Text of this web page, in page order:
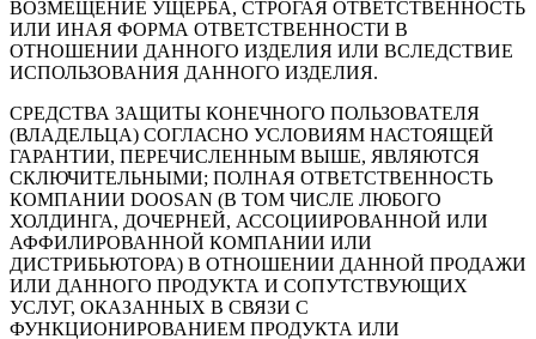
ВОЗМЕЩЕНИЕ УЩЕРБА, СТРОГАЯ ОТВЕТСТВЕННОСТЬ
ИЛИ ИНАЯ ФОРМА ОТВЕТСТВЕННОСТИ В
ОТНОШЕНИИ ДАННОГО ИЗДЕЛИЯ ИЛИ ВСЛЕДСТВИЕ
ИСПОЛЬЗОВАНИЯ ДАННОГО ИЗДЕЛИЯ.
СРЕДСТВА ЗАЩИТЫ КОНЕЧНОГО ПОЛЬЗОВАТЕЛЯ
(ВЛАДЕЛЬЦА) СОГЛАСНО УСЛОВИЯМ НАСТОЯЩЕЙ
ГАРАНТИИ, ПЕРЕЧИСЛЕННЫМ ВЫШЕ, ЯВЛЯЮТСЯ
СКЛЮЧИТЕЛЬНЫМИ; ПОЛНАЯ ОТВЕТСТВЕННОСТЬ
КОМПАНИИ DOOSAN (В ТОМ ЧИСЛЕ ЛЮБОГО
ХОЛДИНГА, ДОЧЕРНЕЙ, АССОЦИИРОВАННОЙ ИЛИ
АФФИЛИРОВАННОЙ КОМПАНИИ ИЛИ
ДИСТРИБЬЮТОРА) В ОТНОШЕНИИ ДАННОЙ ПРОДАЖИ
ИЛИ ДАННОГО ПРОДУКТА И СОПУТСТВУЮЩИХ
УСЛУГ, ОКАЗАННЫХ В СВЯЗИ С
ФУНКЦИОНИРОВАНИЕМ ПРОДУКТА ИЛИ